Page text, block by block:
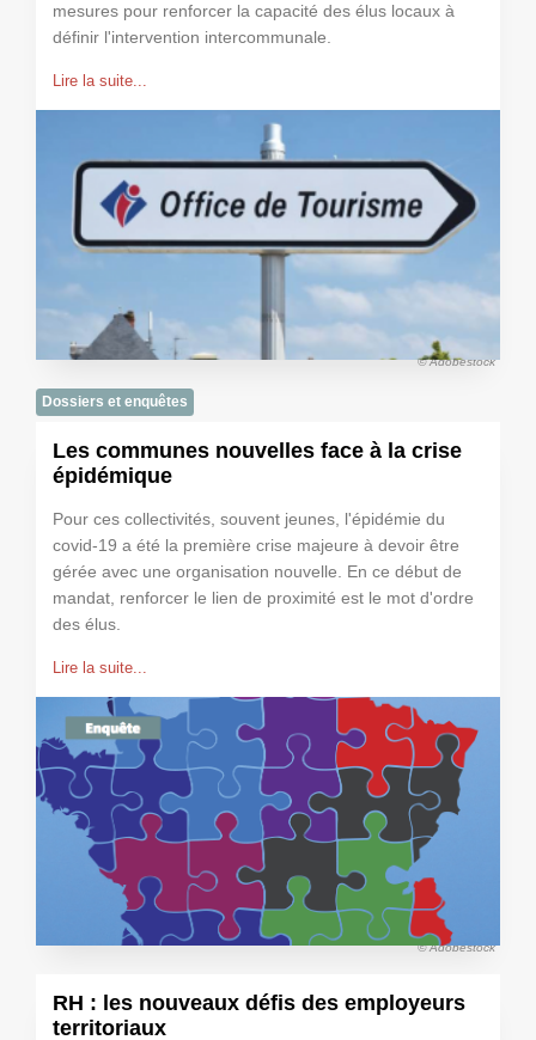
mesures pour renforcer la capacité des élus locaux à
définir l'intervention intercommunale.
Lire la suite...
© Adobestock
Dossiers et enquêtes
Les communes nouvelles face à la crise
épidémique
Pour ces collectivités, souvent jeunes, l'épidémie du
covid-19 a été la première crise majeure à devoir être
gérée avec une organisation nouvelle. En ce début de
mandat, renforcer le lien de proximité est le mot d'ordre
des élus.
Lire la suite...
© Adobestock
RH : les nouveaux défis des employeurs
territoriaux